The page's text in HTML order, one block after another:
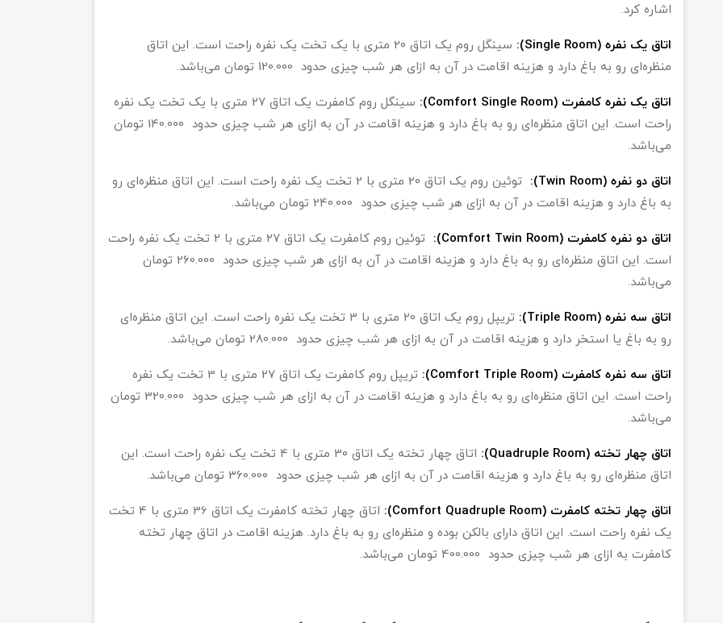
اشاره کرد.
اتاق یک نفره (Single Room):
سینگل روم یک اتاق 20 متری با یک تخت یک نفره راحت است. این اتاق
منظره‌ای رو به باغ دارد و هزینه اقامت در آن به ازای هر شب چیزی حدود 120.000 تومان می‌باشد.
اتاق یک نفره کامفرت (Comfort Single Room):
سینگل روم کامفرت یک اتاق 27 متری با یک تخت یک نفره
راحت است. این اتاق منظره‌ای رو به باغ دارد و هزینه اقامت در آن به ازای هر شب چیزی حدود 140.000 تومان
می‌باشد.
اتاق دو نفره (Twin Room):
توئین روم یک اتاق 20 متری با 2 تخت یک نفره راحت است. این اتاق منظره‌ای رو
به باغ دارد و هزینه اقامت در آن به ازای هر شب چیزی حدود 240.000 تومان می‌باشد.
اتاق دو نفره کامفرت (Comfort Twin Room):
توئین روم کامفرت یک اتاق 27 متری با 2 تخت یک نفره راحت
است. این اتاق منظره‌ای رو به باغ دارد و هزینه اقامت در آن به ازای هر شب چیزی حدود 260.000 تومان
می‌باشد.
اتاق سه نفره (Triple Room):
تریپل روم یک اتاق 20 متری با 3 تخت یک نفره راحت است. این اتاق منظره‌ای
رو به باغ یا استخر دارد و هزینه اقامت در آن به ازای هر شب چیزی حدود 280.000 تومان می‌باشد.
اتاق سه نفره کامفرت (Comfort Triple Room):
تریپل روم کامفرت یک اتاق 27 متری با 3 تخت یک نفره
راحت است. این اتاق منظره‌ای رو به باغ دارد و هزینه اقامت در آن به ازای هر شب چیزی حدود 320.000 تومان
می‌باشد.
اتاق چهار تخته (Quadruple Room):
اتاق چهار تخته یک اتاق 30 متری با 4 تخت یک نفره راحت است. این
اتاق منظره‌ای رو به باغ دارد و هزینه اقامت در آن به ازای هر شب چیزی حدود 360.000 تومان می‌باشد.
اتاق چهار تخته کامفرت (Comfort Quadruple Room):
اتاق چهار تخته کامفرت یک اتاق 36 متری با 4 تخت
یک نفره راحت است. این اتاق دارای بالکن بوده و منظره‌ای رو به باغ دارد. هزینه اقامت در اتاق چهار تخته
کامفرت به ازای هر شب چیزی حدود 400.000 تومان می‌باشد.